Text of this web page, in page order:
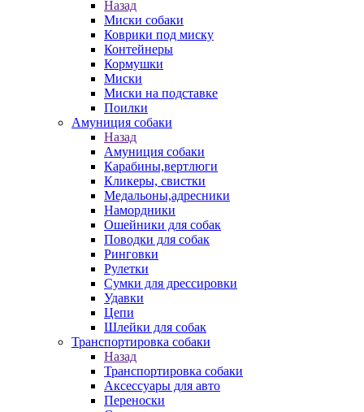
Назад
Миски собаки
Коврики под миску
Контейнеры
Кормушки
Миски
Миски на подставке
Поилки
Амуниция собаки
Назад
Амуниция собаки
Карабины,вертлюги
Кликеры, свистки
Медальоны,адресники
Намордники
Ошейники для собак
Поводки для собак
Ринговки
Рулетки
Сумки для дрессировки
Удавки
Цепи
Шлейки для собак
Транспортировка собаки
Назад
Транспортировка собаки
Аксессуары для авто
Переноски